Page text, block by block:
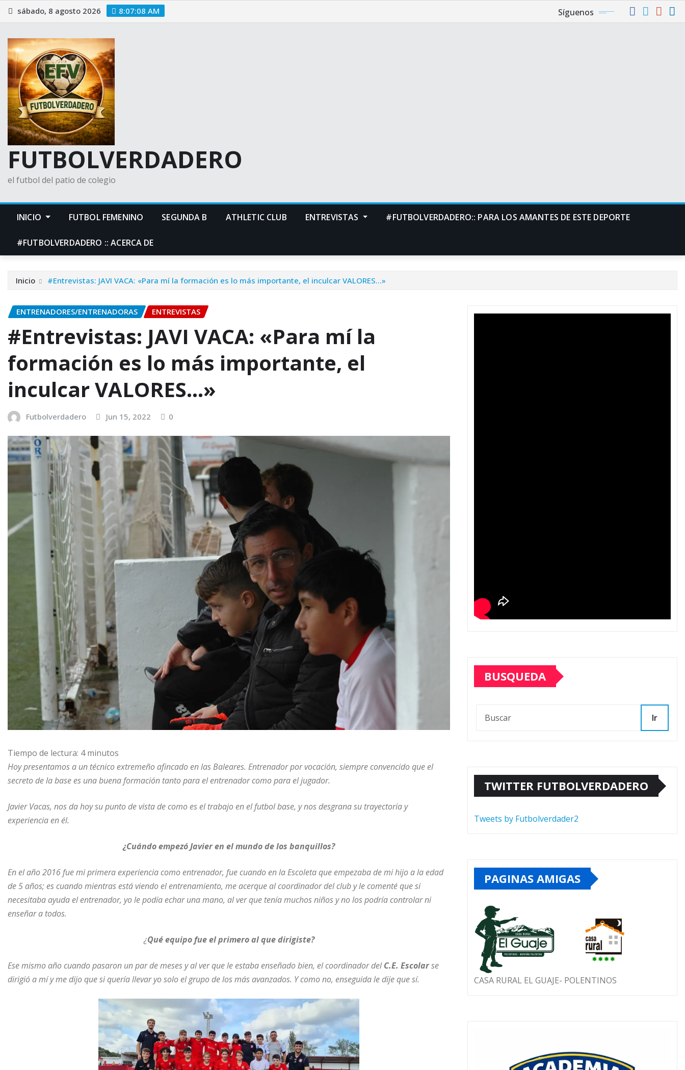
Saltar
al
sábado, 8 agosto 2026 8:07:09 AM Síguenos
FUTBOLVERDADERO
el futbol del patio de colegio
INICIO FUTBOL FEMENINO SEGUNDA B ATHLETIC CLUB ENTREVISTAS #FUTBOLVERDADERO:: PARA LOS AMANTES DE ESTE DEPORTE
#FUTBOLVERDADERO :: ACERCA DE
Inicio #Entrevistas: JAVI VACA: «Para mí la formación es lo más importante, el inculcar VALORES…»
ENTRENADORES/ENTRENADORAS ENTREVISTAS
#Entrevistas: JAVI VACA: «Para mí la
formación es lo más importante, el
inculcar VALORES…»
Futbolverdadero Jun 15, 2022 0
Tiempo de lectura: 4 minutos
Hoy presentamos a un técnico extremeño afincado en las Baleares. Entrenador por vocación, siempre convencido que el
secreto de la base es una buena formación tanto para el entrenador como para el jugador.
Javier Vacas, nos da hoy su punto de vista de como es el trabajo en el futbol base, y nos desgrana su trayectoria y
experiencia en él.
¿Cuándo empezó Javier en el mundo de los banquillos?
En el año 2016 fue mi primera experiencia como entrenador, fue cuando en la Escoleta que empezaba de mi hijo a la edad
de 5 años; es cuando mientras está viendo el entrenamiento, me acerque al coordinador del club y le comenté que si
necesitaba ayuda el entrenador, yo le podía echar una mano, al ver que tenía muchos niños y no los podría controlar ni
enseñar a todos.
¿Qué equipo fue el primero al que dirigiste?
Ese mismo año cuando pasaron un par de meses y al ver que le estaba enseñado bien, el coordinador delC.E. Escolarse
dirigió a mí y me dijo que si quería llevar yo solo el grupo de los más avanzados. Y como no, enseguida le dije que sí.
BUSQUEDA
Ir
TWITTER FUTBOLVERDADERO
Tweets by Futbolverdader2
PAGINAS AMIGAS
CASA RURAL EL GUAJE- POLENTINOS